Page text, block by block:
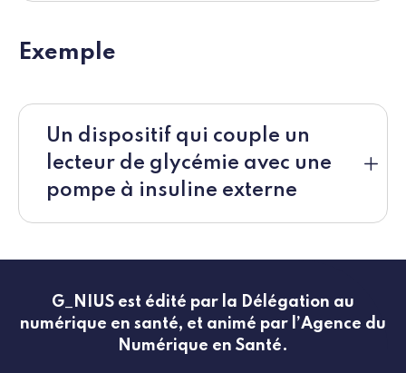
Exemple
Un dispositif qui couple un
lecteur de glycémie avec une
pompe à insuline externe
G_NIUS est édité par la Délégation au
numérique en santé, et animé par l’Agence du
Numérique en Santé.